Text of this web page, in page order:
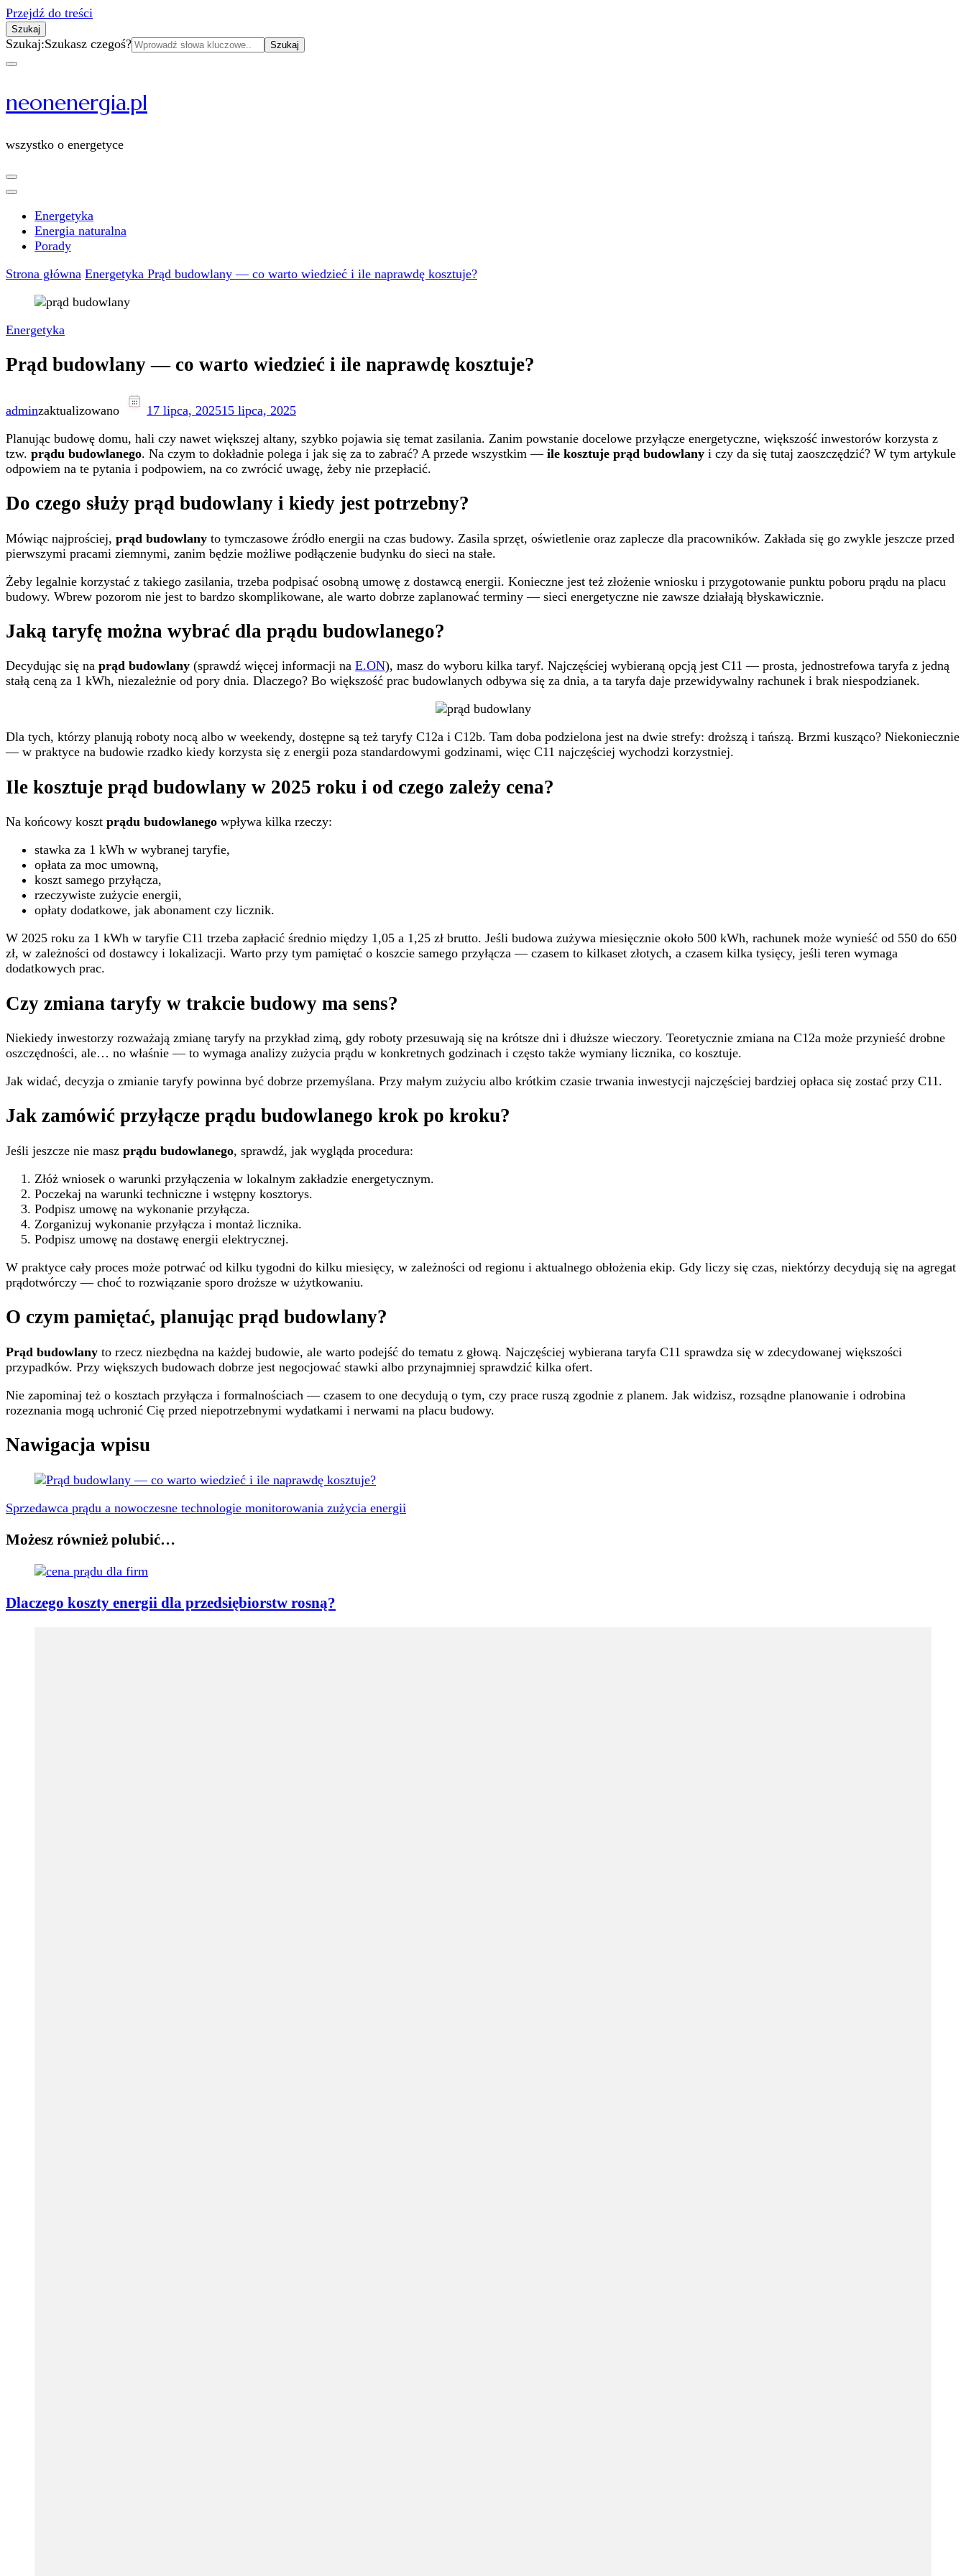
Przejdź do treści
Szukaj
Szukaj:Szukasz czegoś?
neonenergia.pl
wszystko o energetyce
Energetyka
Energia naturalna
Porady
Strona główna Energetyka Prąd budowlany — co warto wiedzieć i ile naprawdę kosztuje?
Energetyka
Prąd budowlany — co warto wiedzieć i ile naprawdę kosztuje?
adminzaktualizowano 17 lipca, 202515 lipca, 2025
Planując budowę domu, hali czy nawet większej altany, szybko pojawia się temat zasilania. Zanim powstanie docelowe przyłącze energetyczne, większość inwestorów korzysta z
tzw. prądu budowlanego. Na czym to dokładnie polega i jak się za to zabrać? A przede wszystkim — ile kosztuje prąd budowlany i czy da się tutaj zaoszczędzić? W tym artykule
odpowiem na te pytania i podpowiem, na co zwrócić uwagę, żeby nie przepłacić.
Do czego służy prąd budowlany i kiedy jest potrzebny?
Mówiąc najprościej, prąd budowlany to tymczasowe źródło energii na czas budowy. Zasila sprzęt, oświetlenie oraz zaplecze dla pracowników. Zakłada się go zwykle jeszcze przed
pierwszymi pracami ziemnymi, zanim będzie możliwe podłączenie budynku do sieci na stałe.
Żeby legalnie korzystać z takiego zasilania, trzeba podpisać osobną umowę z dostawcą energii. Konieczne jest też złożenie wniosku i przygotowanie punktu poboru prądu na placu
budowy. Wbrew pozorom nie jest to bardzo skomplikowane, ale warto dobrze zaplanować terminy — sieci energetyczne nie zawsze działają błyskawicznie.
Jaką taryfę można wybrać dla prądu budowlanego?
Decydując się na prąd budowlany (sprawdź więcej informacji na E.ON), masz do wyboru kilka taryf. Najczęściej wybieraną opcją jest C11 — prosta, jednostrefowa taryfa z jedną
stałą ceną za 1 kWh, niezależnie od pory dnia. Dlaczego? Bo większość prac budowlanych odbywa się za dnia, a ta taryfa daje przewidywalny rachunek i brak niespodzianek.
Dla tych, którzy planują roboty nocą albo w weekendy, dostępne są też taryfy C12a i C12b. Tam doba podzielona jest na dwie strefy: droższą i tańszą. Brzmi kusząco? Niekoniecznie
— w praktyce na budowie rzadko kiedy korzysta się z energii poza standardowymi godzinami, więc C11 najczęściej wychodzi korzystniej.
Ile kosztuje prąd budowlany w 2025 roku i od czego zależy cena?
Na końcowy koszt prądu budowlanego wpływa kilka rzeczy:
stawka za 1 kWh w wybranej taryfie,
opłata za moc umowną,
koszt samego przyłącza,
rzeczywiste zużycie energii,
opłaty dodatkowe, jak abonament czy licznik.
W 2025 roku za 1 kWh w taryfie C11 trzeba zapłacić średnio między 1,05 a 1,25 zł brutto. Jeśli budowa zużywa miesięcznie około 500 kWh, rachunek może wynieść od 550 do 650
zł, w zależności od dostawcy i lokalizacji. Warto przy tym pamiętać o koszcie samego przyłącza — czasem to kilkaset złotych, a czasem kilka tysięcy, jeśli teren wymaga
dodatkowych prac.
Czy zmiana taryfy w trakcie budowy ma sens?
Niekiedy inwestorzy rozważają zmianę taryfy na przykład zimą, gdy roboty przesuwają się na krótsze dni i dłuższe wieczory. Teoretycznie zmiana na C12a może przynieść drobne
oszczędności, ale… no właśnie — to wymaga analizy zużycia prądu w konkretnych godzinach i często także wymiany licznika, co kosztuje.
Jak widać, decyzja o zmianie taryfy powinna być dobrze przemyślana. Przy małym zużyciu albo krótkim czasie trwania inwestycji najczęściej bardziej opłaca się zostać przy C11.
Jak zamówić przyłącze prądu budowlanego krok po kroku?
Jeśli jeszcze nie masz prądu budowlanego, sprawdź, jak wygląda procedura:
Złóż wniosek o warunki przyłączenia w lokalnym zakładzie energetycznym.
Poczekaj na warunki techniczne i wstępny kosztorys.
Podpisz umowę na wykonanie przyłącza.
Zorganizuj wykonanie przyłącza i montaż licznika.
Podpisz umowę na dostawę energii elektrycznej.
W praktyce cały proces może potrwać od kilku tygodni do kilku miesięcy, w zależności od regionu i aktualnego obłożenia ekip. Gdy liczy się czas, niektórzy decydują się na agregat
prądotwórczy — choć to rozwiązanie sporo droższe w użytkowaniu.
O czym pamiętać, planując prąd budowlany?
Prąd budowlany to rzecz niezbędna na każdej budowie, ale warto podejść do tematu z głową. Najczęściej wybierana taryfa C11 sprawdza się w zdecydowanej większości
przypadków. Przy większych budowach dobrze jest negocjować stawki albo przynajmniej sprawdzić kilka ofert.
Nie zapominaj też o kosztach przyłącza i formalnościach — czasem to one decydują o tym, czy prace ruszą zgodnie z planem. Jak widzisz, rozsądne planowanie i odrobina
rozeznania mogą uchronić Cię przed niepotrzebnymi wydatkami i nerwami na placu budowy.
Nawigacja wpisu
Sprzedawca prądu a nowoczesne technologie monitorowania zużycia energii
Możesz również polubić…
Dlaczego koszty energii dla przedsiębiorstw rosną?